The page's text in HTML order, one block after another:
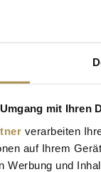
mit Ihren
verarbeiten
auf Ihrem
Werbung und
Suchmaschine
gegen die
nicht in die
und Outlook